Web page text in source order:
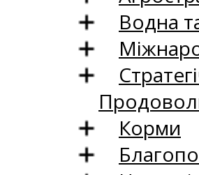
Водна
Корми